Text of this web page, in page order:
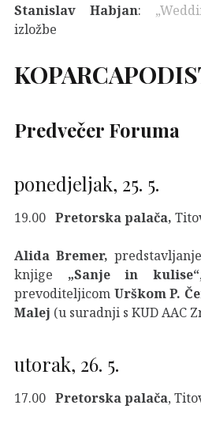
Stanislav Habjan:
izložbe
Predvečer Foruma
ponedjeljak, 25. 5.
19.00 Pretorska palača,
Alida Bremer,
knjige „Sanje in kulise“
prevoditeljicom Urškom P.
Malej (u suradnji s KUD AAC
utorak, 26. 5.
17.00 Pretorska palača,